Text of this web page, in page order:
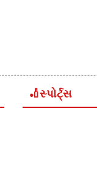
🏏સ્પોર્ટ્સ